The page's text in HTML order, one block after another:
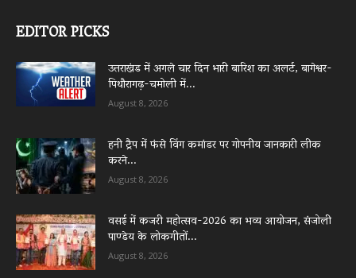
EDITOR PICKS
उत्तराखंड में अगले चार दिन भारी बारिश का अलर्ट, बागेश्वर-
पिथौरागढ़-चमोली में...
August 8, 2026
हनी ट्रैप में फंसे विंग कमांडर पर गोपनीय जानकारी लीक
करने...
August 8, 2026
वसई में कजरी महोत्सव-2026 का भव्य आयोजन, संजोली
पाण्डेय के लोकगीतों...
August 8, 2026